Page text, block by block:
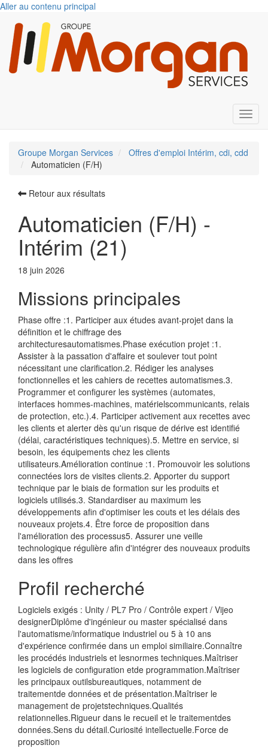
Aller au contenu principal
Groupe Morgan Services
Offres d'emploi Intérim, cdi, cdd
Automaticien (F/H)
Retour aux résultats
Automaticien (F/H) -
Intérim (21)
18 juin 2026
Missions principales
Phase offre :1. Participer aux études avant-projet dans la
définition et le chiffrage des
architecturesautomatismes.Phase exécution projet :1.
Assister à la passation d'affaire et soulever tout point
nécessitant une clarification.2. Rédiger les analyses
fonctionnelles et les cahiers de recettes automatismes.3.
Programmer et configurer les systèmes (automates,
interfaces hommes-machines, matérielscommunicants, relais
de protection, etc.).4. Participer activement aux recettes avec
les clients et alerter dès qu'un risque de dérive est identifié
(délai, caractéristiques techniques).5. Mettre en service, si
besoin, les équipements chez les clients
utilisateurs.Amélioration continue :1. Promouvoir les solutions
connectées lors de visites clients.2. Apporter du support
technique par le biais de formation sur les produits et
logiciels utilisés.3. Standardiser au maximum les
développements afin d'optimiser les couts et les délais des
nouveaux projets.4. Être force de proposition dans
l'amélioration des processus5. Assurer une veille
technologique régulière afin d'intégrer des nouveaux produits
dans les offres
Profil recherché
Logiciels exigés : Unity / PL7 Pro / Contrôle expert / Vijeo
designerDiplôme d'ingénieur ou master spécialisé dans
l'automatisme/informatique industriel ou 5 à 10 ans
d'expérience confirmée dans un emploi similiaire.Connaître
les procédés industriels et lesnormes techniques.Maîtriser
les logiciels de configuration etde programmation.Maîtriser
les principaux outilsbureautiques, notamment de
traitementde données et de présentation.Maîtriser le
management de projetstechniques.Qualités
relationnelles.Rigueur dans le recueil et le traitementdes
données.Sens du détail.Curiosité intellectuelle.Force de
proposition